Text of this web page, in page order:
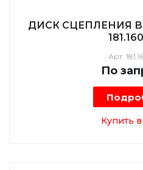
ДИСК СЦЕПЛЕНИЯ
Арт.
По зап
Купить